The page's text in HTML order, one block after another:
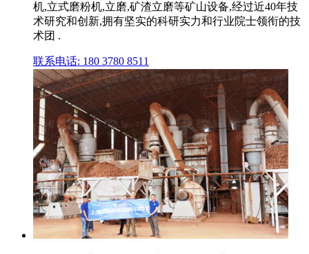
机,立式磨粉机,立磨,矿渣立磨等矿山设备,经过近40年技
术研究和创新,拥有坚实的科研实力和行业院士领衔的技
术团 .
联系电话: 180 3780 8511